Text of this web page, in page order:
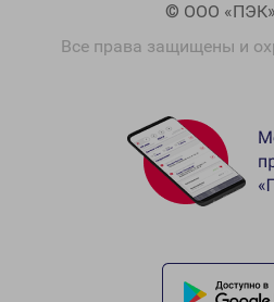
© ООО
Все права защищены и